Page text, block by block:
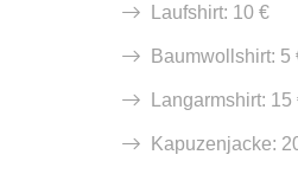
Laufshirt: 10 €
Baumwollshirt: 5
Langarmshirt: 15
Kapuzenjacke: